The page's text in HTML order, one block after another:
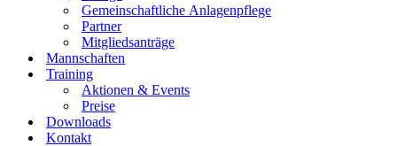
Gemeinschaftliche Anlagenpflege
Partner
Mitgliedsanträge
Mannschaften
Training
Aktionen & Events
Preise
Downloads
Kontakt